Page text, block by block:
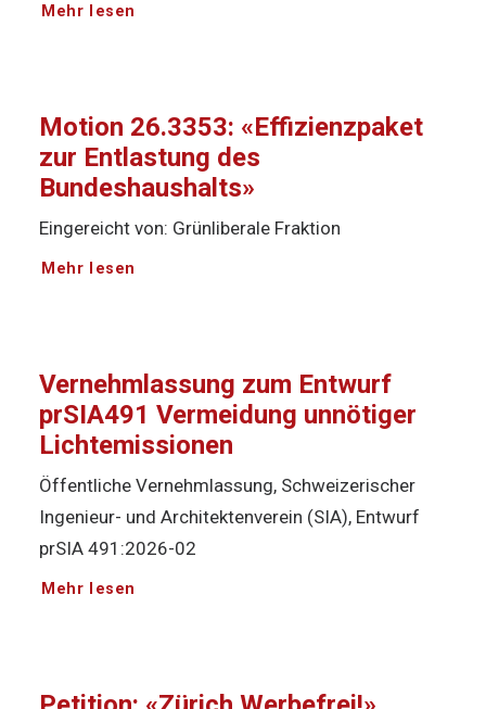
Mehr lesen
Motion 26.3353: «Effizienzpaket
zur Entlastung des
Bundeshaushalts»
Eingereicht von: Grünliberale Fraktion
Mehr lesen
Vernehmlassung zum Entwurf
prSIA491 Vermeidung unnötiger
Lichtemissionen
Öffentliche Vernehmlassung, Schweizerischer
Ingenieur- und Architektenverein (SIA), Entwurf
prSIA 491:2026-02
Mehr lesen